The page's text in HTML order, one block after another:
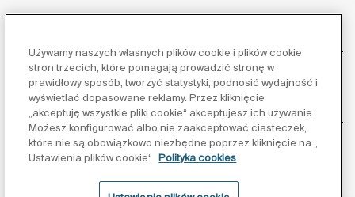
Inspiracja
Obserwuj nas:
Używamy naszych własnych plików cookie i plików cookie
stron trzecich, które pomagają prowadzić stronę w
prawidłowy sposób, tworzyć statystyki, podnosić wydajność i
wyświetlać dopasowane reklamy. Przez kliknięcie
„akceptuję wszystkie pliki cookie“ akceptujesz ich używanie.
Możesz konfigurować albo nie zaakceptować ciasteczek,
które nie są obowiązkowo niezbędne poprzez kliknięcie na „
Ustawienia plików cookie“
Polityka cookies